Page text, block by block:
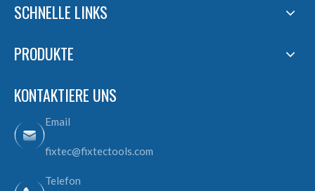
SCHNELLE LINKS
PRODUKTE
KONTAKTIERE UNS
Email
fixtec@fixtectools.com
Telefon